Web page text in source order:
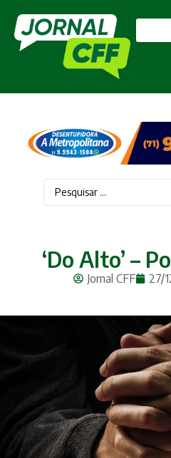
‘Do Alto’ –
Jornal CFF 27/